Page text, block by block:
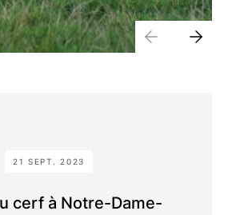
21 SEPT. 2023
cerf à Notre-Dame-